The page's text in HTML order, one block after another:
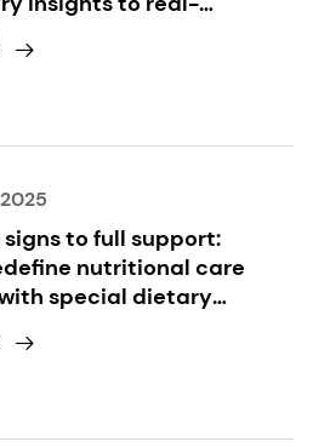
in nutritional care
signs to full support:
nutritional care
special dietary